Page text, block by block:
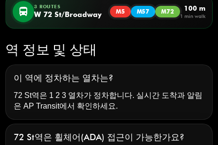
directions_bus 3 ROUTES
W 72 St/Broadway M5 M57 M72 100 m
1 min walk
역 정보 및 상태
이 역에 정차하는 열차는?
72 St역은 1 2 3 열차가 정차합니다. 실시간 도착과 알림
은AP Transit에서 확인하세요.
72 St역은 휠체어(ADA) 접근이 가능한가요?